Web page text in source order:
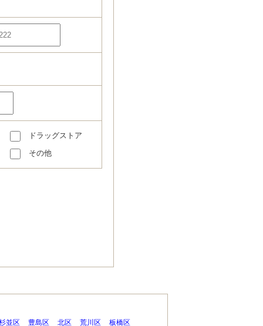
ドラッグストア
その他
並区 豊島区 北区 荒川区
板橋区